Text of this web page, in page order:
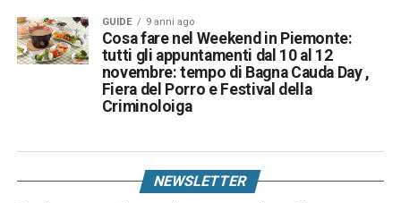
GUIDE 9 anni ago
Cosa fare nel Weekend in Piemonte:
tutti gli appuntamenti dal 10 al 12
novembre: tempo di Bagna Cauda Day ,
Fiera del Porro e Festival della
Criminoloiga
NEWSLETTER